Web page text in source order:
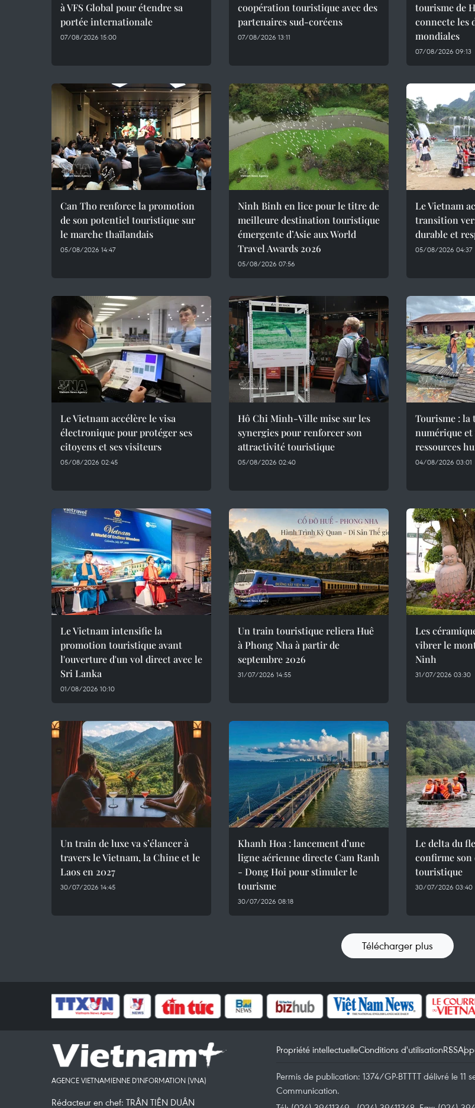
à VFS Global pour étendre sa
portée internationale
07/08/2026 15:00
coopération touristique avec des
partenaires sud-coréens
07/08/2026 13:11
tourisme de
connecte les
mondiales
07/08/2026 09:13
Can Tho renforce la promotion
de son potentiel touristique sur
le marche thaïlandais
05/08/2026 14:47
Ninh Binh en lice pour le titre de
meilleure destination touristique
émergente d’Asie aux World
Travel Awards 2026
05/08/2026 07:56
Le Vietnam
transition
durable et
05/08/2026 04:37
Le Vietnam accélère le visa
électronique pour protéger ses
citoyens et ses visiteurs
05/08/2026 02:45
Hô Chi Minh-Ville mise sur les
synergies pour renforcer son
attractivité touristique
05/08/2026 02:40
Tourisme :
numérique et
ressources
04/08/2026 03:01
Le Vietnam intensifie la
promotion touristique avant
l'ouverture d'un vol direct avec le
Sri Lanka
01/08/2026 10:10
Un train touristique reliera Huê
à Phong Nha à partir de
septembre 2026
31/07/2026 14:55
Les
vibrer le
Ninh
31/07/2026 03:30
Un train de luxe va s’élancer à
travers le Vietnam, la Chine et le
Laos en 2027
30/07/2026 14:45
Khanh Hoa : lancement d’une
ligne aérienne directe Cam Ranh
- Dong Hoi pour stimuler le
tourisme
30/07/2026 08:18
Le delta du
confirme son
touristique
30/07/2026 03:40
Télécharger plus
AGENCE VIETNAMIENNE D'INFORMATION (VNA)
Rédacteur en chef: TRÂN TIÊN DUÂN
Propriété intellectuelleConditions d'utilisationRSS
Permis de publication: 1374/GP-BTTTT délivré le
Communication.